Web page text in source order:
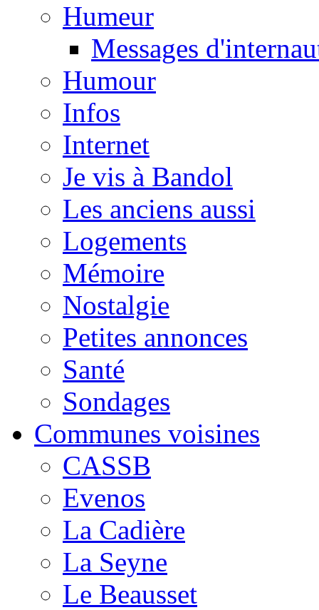
Humeur
Messages
Humour
Infos
Internet
Je vis à Bandol
Les anciens aussi
Logements
Mémoire
Nostalgie
Petites annonces
Santé
Sondages
Communes voisines
CASSB
Evenos
La Cadière
La Seyne
Le Beausset